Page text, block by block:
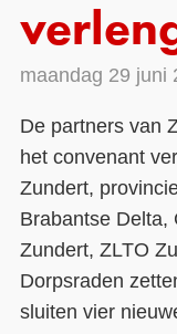
pagina
maandag 29 juni
De partners van
het convenant
Zundert,
Brabantse Delta,
Zundert, ZLTO
Dorpsraden
sluiten vier